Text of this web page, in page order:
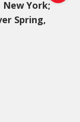
York;
Spring,